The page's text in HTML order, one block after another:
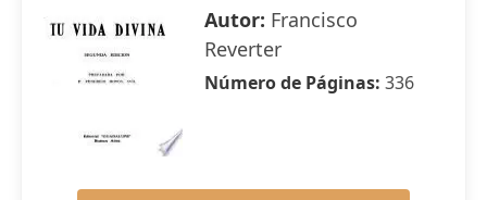
Autor: Francisco
Reverter
Número de Páginas: 336